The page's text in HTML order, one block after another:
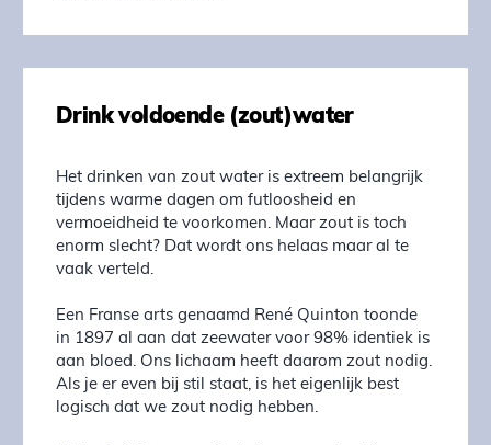
Drink voldoende (zout)water
Het drinken van zout water is extreem belangrijk
tijdens warme dagen om futloosheid en
vermoeidheid te voorkomen. Maar zout is toch
enorm slecht? Dat wordt ons helaas maar al te
vaak verteld.
Een Franse arts genaamd René Quinton toonde
in 1897 al aan dat zeewater voor 98% identiek is
aan bloed. Ons lichaam heeft daarom zout nodig.
Als je er even bij stil staat, is het eigenlijk best
logisch dat we zout nodig hebben.